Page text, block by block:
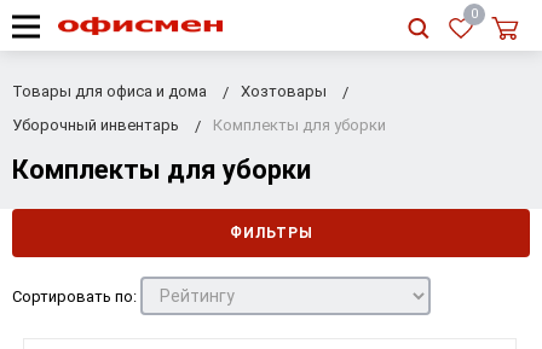
RU
0
Товары для офиса и дома
Хозтовары
Уборочный инвентарь
Комплекты для уборки
Комплекты для уборки
ФИЛЬТРЫ
Сортировать по: